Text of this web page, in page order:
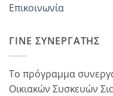
Επικοινωνία
ΓΊΝΕ ΣΥΝΕΡΓΆΤΗΣ
Το πρόγραμμα
Οικιακών Συσκευών